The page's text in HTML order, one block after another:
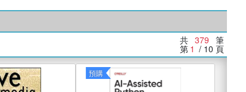
共 379 筆
第 1 / 10 頁
預購